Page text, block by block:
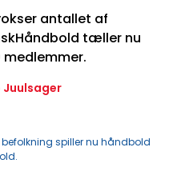
antallet af
tæller nu
medlemmer.
Juulsager
spiller nu håndbold